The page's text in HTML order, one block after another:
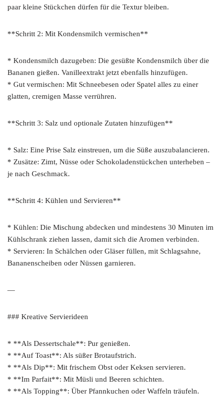
paar kleine Stückchen dürfen für die Textur bleiben.
**Schritt 2: Mit Kondensmilch vermischen**
* Kondensmilch dazugeben: Die gesüßte Kondensmilch über die
Bananen gießen. Vanilleextrakt jetzt ebenfalls hinzufügen.
* Gut vermischen: Mit Schneebesen oder Spatel alles zu einer
glatten, cremigen Masse verrühren.
**Schritt 3: Salz und optionale Zutaten hinzufügen**
* Salz: Eine Prise Salz einstreuen, um die Süße auszubalancieren.
* Zusätze: Zimt, Nüsse oder Schokoladenstückchen unterheben –
je nach Geschmack.
**Schritt 4: Kühlen und Servieren**
* Kühlen: Die Mischung abdecken und mindestens 30 Minuten im
Kühlschrank ziehen lassen, damit sich die Aromen verbinden.
* Servieren: In Schälchen oder Gläser füllen, mit Schlagsahne,
Bananenscheiben oder Nüssen garnieren.
—
### Kreative Servierideen
* **Als Dessertschale**: Pur genießen.
* **Auf Toast**: Als süßer Brotaufstrich.
* **Als Dip**: Mit frischem Obst oder Keksen servieren.
* **Im Parfait**: Mit Müsli und Beeren schichten.
* **Als Topping**: Über Pfannkuchen oder Waffeln träufeln.